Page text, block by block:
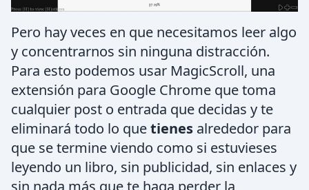
Pero hay veces en que necesitamos leer algo
y concentrarnos sin ninguna distracción.
Para esto podemos usar MagicScroll, una
extensión para Google Chrome que toma
cualquier post o entrada que decidas y te
eliminará todo lo quetienes alrededor para
que se termine viendo como si estuvieses
leyendo un libro, sin publicidad, sin enlaces y